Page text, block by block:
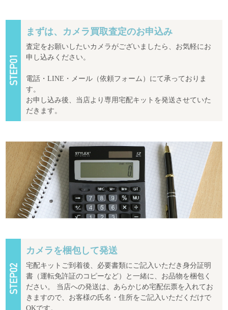
まずは、カメラ買取査定のお申込み
査定をお願いしたいカメラがございましたら、お気軽にお
申し込みください。
電話・LINE・メール（依頼フォーム）にて承っておりま
す。
お申し込み後、当店より専用宅配キットを発送させていた
だきます。
カメラを梱包して発送
宅配キットご到着後、必要書類にご記入いただき身分証明
書（運転免許証のコピーなど）と一緒に、お品物を梱包く
ださい。 当店への発送は、あらかじめ宅配伝票を入れてお
きますので、お客様の氏名・住所をご記入いただくだけで
OKです。